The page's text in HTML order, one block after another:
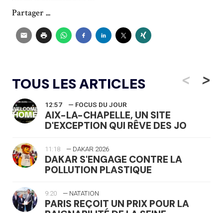
Partager ...
TOUS LES ARTICLES <
12:57 — FOCUS DU JOUR
AIX-LA-CHAPELLE, UN SITE
D'EXCEPTION QUI RÊVE DES JO
11:18 — DAKAR 2026
DAKAR S'ENGAGE CONTRE LA
POLLUTION PLASTIQUE
9:20 — NATATION
PARIS REÇOIT UN PRIX POUR LA
>